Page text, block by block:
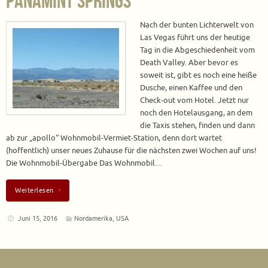
Nach der bunten Lichterwelt von
Las Vegas führt uns der heutige
Tag in die Abgeschiedenheit vom
Death Valley. Aber bevor es
soweit ist, gibt es noch eine heiße
Dusche, einen Kaffee und den
Check-out vom Hotel. Jetzt nur
noch den Hotelausgang, an dem
die Taxis stehen, finden und dann
ab zur „apollo“ Wohnmobil-Vermiet-Station, denn dort wartet
(hoffentlich) unser neues Zuhause für die nächsten zwei Wochen auf uns!
Die Wohnmobil-Übergabe Das Wohnmobil…
Weiterlesen
Juni 15, 2016 Nordamerika, USA